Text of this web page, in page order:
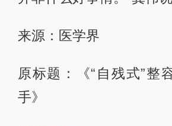
来源：医学界
原标题：《“自残式”整
手》